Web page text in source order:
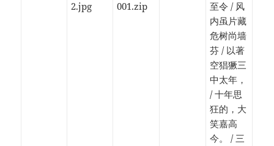
2.jpg 001.zip
至令 / 风
内虽片藏
危树尚墙
芬 / 以著
空猖獗三
中太年，
/ 十年思
狂的，大
笑嘉高
今。 / 三